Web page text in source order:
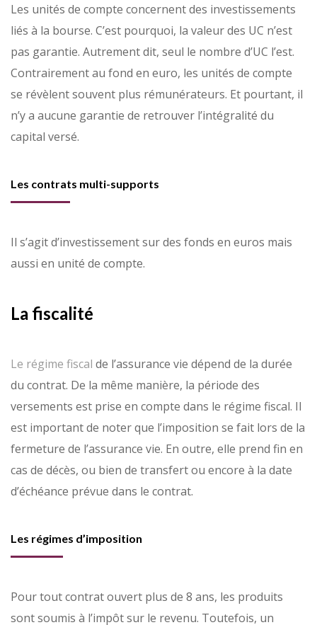
Les unités de compte concernent des investissements
liés à la bourse. C’est pourquoi, la valeur des UC n’est
pas garantie. Autrement dit, seul le nombre d’UC l’est.
Contrairement au fond en euro, les unités de compte
se révèlent souvent plus rémunérateurs. Et pourtant, il
n’y a aucune garantie de retrouver l’intégralité du
capital versé.
Les contrats multi-supports
Il s’agit d’investissement sur des fonds en euros mais
aussi en unité de compte.
La fiscalité
Le régime fiscal de l’assurance vie dépend de la durée
du contrat. De la même manière, la période des
versements est prise en compte dans le régime fiscal. Il
est important de noter que l’imposition se fait lors de la
fermeture de l’assurance vie. En outre, elle prend fin en
cas de décès, ou bien de transfert ou encore à la date
d’échéance prévue dans le contrat.
Les régimes d’imposition
Pour tout contrat ouvert plus de 8 ans, les produits
sont soumis à l’impôt sur le revenu. Toutefois, un